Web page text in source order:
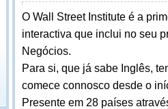
O Wall Street Institute é a
interactiva que inclui no seu
Negócios.
Para si, que já sabe Inglês,
comece connosco desde o
Presente em 28 países